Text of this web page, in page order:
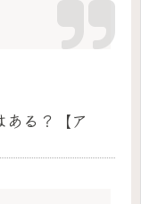
る？【ア